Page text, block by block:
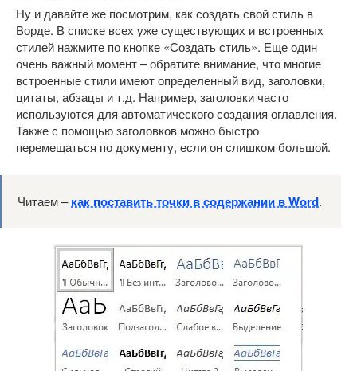
Ну и давайте же посмотрим, как создать свой стиль в
Ворде. В списке всех уже существующих и встроенных
стилей нажмите по кнопке «Создать стиль». Еще один
очень важный момент – обратите внимание, что многие
встроенные стили имеют определенный вид, заголовки,
цитаты, абзацы и т.д. Например, заголовки часто
используются для автоматического создания оглавления.
Также с помощью заголовков можно быстро
перемещаться по документу, если он слишком большой.
Читаем –как поставить точки в содержании в Word.